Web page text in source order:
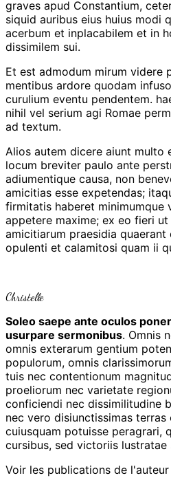
graves apud Constantium,
siquid auribus eius huius modi
acerbum et inplacabilem et in
dissimilem sui.
Et est admodum mirum videre
mentibus ardore quodam
curulium eventu pendentem.
nihil vel serium agi Romae
ad textum.
Alios autem dicere aiunt multo
locum breviter paulo ante
adiumentique causa, non
amicitias esse expetendas;
firmitatis haberet minimumque
appetere maxime; ex eo fieri
amicitiarum praesidia
opulenti et calamitosi quam ii
Christelle
Soleo saepe ante oculos
usurpare sermonibus. Omnis
omnis exterarum gentium
populorum, omnis
tuis nec contentionum
proeliorum nec varietate
conficiendi nec dissimilitudine
nec vero disiunctissimas terras
cuiusquam potuisse peragrari,
cursibus, sed victoriis lustratae
Voir les publications de l'auteur